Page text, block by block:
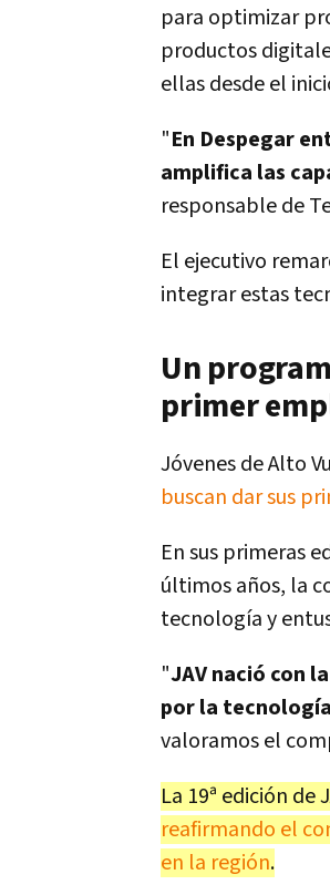
para optimizar
productos
ellas desde el
"En Despegar
amplifica las
responsable de
El ejecutivo
integrar estas
Un
primer
Jóvenes de Alto
buscan dar sus
En sus primeras
últimos años, la
tecnología y
"JAV nació con
por la
valoramos el
La 19ª edición de
reafirmando el
en la región.